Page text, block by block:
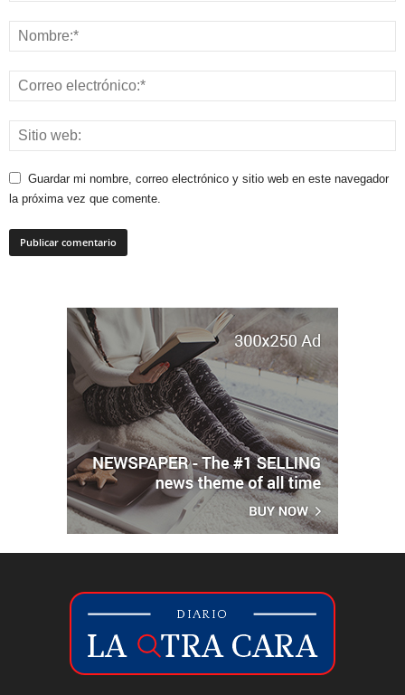
Guardar mi nombre, correo electrónico y sitio web en este navegador
la próxima vez que comente.